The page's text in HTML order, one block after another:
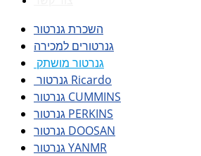
השכרת גנרטור
גנרטורים למכירה
גנרטור מושתק
גנרטור Ricardo
גנרטור CUMMINS
גנרטור PERKINS
גנרטור DOOSAN
גנרטור YANMR